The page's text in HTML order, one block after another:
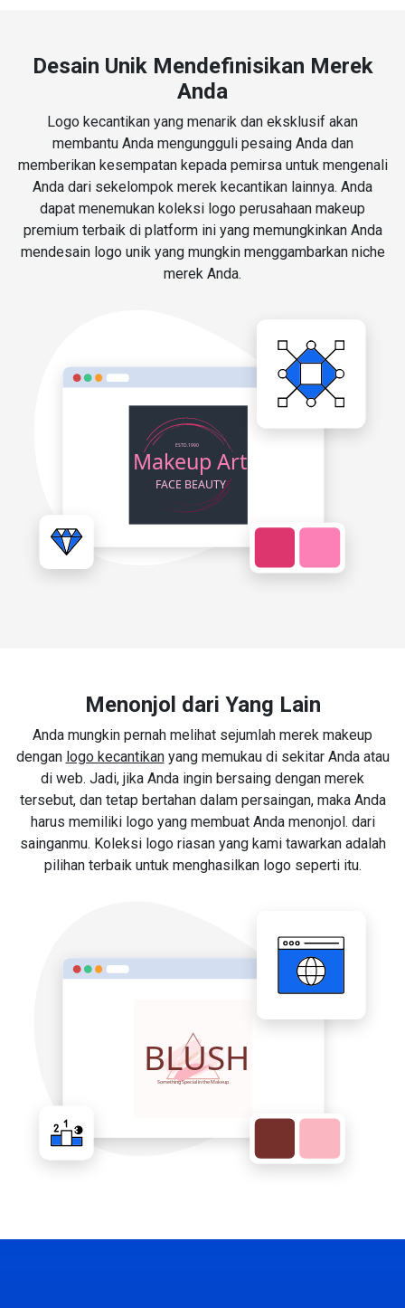
Desain Unik Mendefinisikan Merek
Anda
Logo kecantikan yang menarik dan eksklusif akan
membantu Anda mengungguli pesaing Anda dan
memberikan kesempatan kepada pemirsa untuk mengenali
Anda dari sekelompok merek kecantikan lainnya. Anda
dapat menemukan koleksi logo perusahaan makeup
premium terbaik di platform ini yang memungkinkan Anda
mendesain logo unik yang mungkin menggambarkan niche
merek Anda.
Menonjol dari Yang Lain
Anda mungkin pernah melihat sejumlah merek makeup
dengan logo kecantikanyang memukau di sekitar Anda atau
di web. Jadi, jika Anda ingin bersaing dengan merek
tersebut, dan tetap bertahan dalam persaingan, maka Anda
harus memiliki logo yang membuat Anda menonjol. dari
sainganmu. Koleksi logo riasan yang kami tawarkan adalah
pilihan terbaik untuk menghasilkan logo seperti itu.